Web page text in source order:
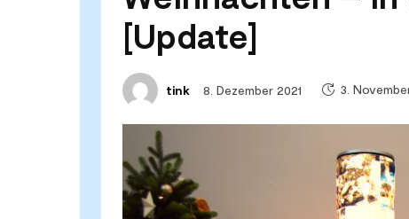
[Update]
tink 8. Dezember 2021 3.